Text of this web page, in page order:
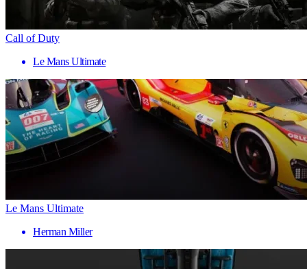
Call of Duty
Le Mans Ultimate
Le Mans Ultimate
Herman Miller